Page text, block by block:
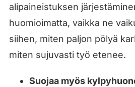
alipaineistuksen
huomioimatta, vaikka ne
siihen, miten paljon pölyä
miten sujuvasti työ etenee.
Suojaa myös